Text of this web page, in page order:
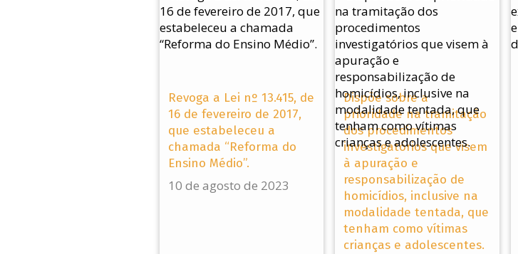
Revoga a Lei nº 13.415, de
16 de fevereiro de 2017,
que estabeleceu a
chamada “Reforma do
Ensino Médio”.
10 de agosto de 2023
Dispõe sobre a
prioridade na tramitação
dos procedimentos
investigatórios que visem
à apuração e
responsabilização de
homicídios, inclusive na
modalidade tentada, que
tenham como vítimas
crianças e adolescentes.